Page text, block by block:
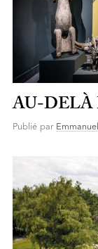
AU-DELÀ
Publié par